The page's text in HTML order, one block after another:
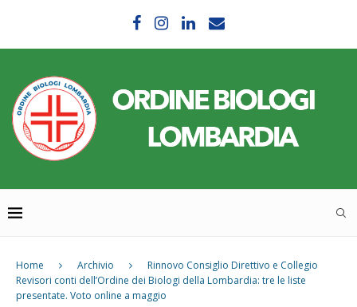
Home Archivio
Rinnovo Consiglio Direttivo e Collegio
Revisori conti dell’Ordine dei Biologi della Lombardia: tre le liste
presentate. Voto online a maggio